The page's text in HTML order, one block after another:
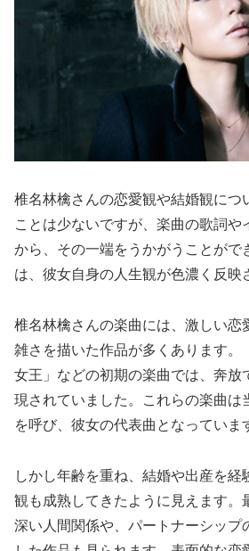
椎名林檎さんの恋愛観や結婚観につ
ことは少ないですが、楽曲の歌詞や
から、その一端をうかがうことがで
は、彼女自身の人生観が色濃く反映
椎名林檎さんの楽曲には、激しい恋
雑さを描いた作品が多くあります。
女王」などの初期の楽曲では、奔放
現されていました。これらの楽曲は
を呼び、彼女の代表曲となっていま
しかし年齢を重ね、結婚や出産を経
観も成熟してきたように見えます。
深い人間関係や、パートナーシップ